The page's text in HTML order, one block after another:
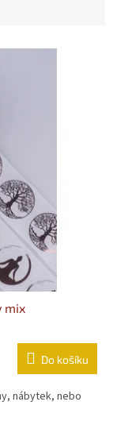
mix
Do košíku
nábytek, nebo